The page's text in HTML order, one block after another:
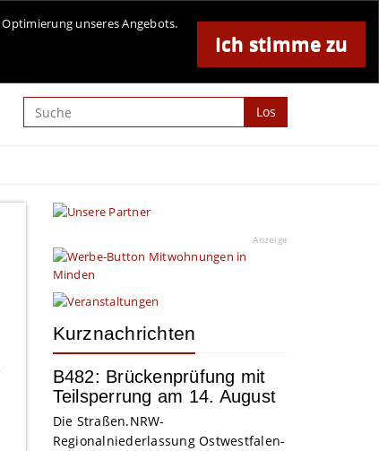
Online-Magazin für Minden und Umgebung
Ich stimme zu
unseres Angebots.
Anzeige
Los
Anzeige
Kurznachrichten
B482: Brückenprüfung mit
Teilsperrung am 14. August
Die Straßen.NRW-
Regionalniederlassung Ostwestfalen-